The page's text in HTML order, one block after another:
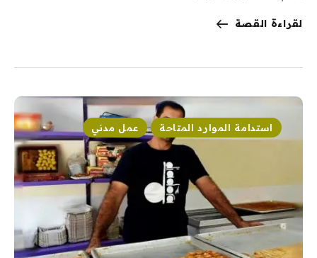
لقراءة القصة
استدامة الموارد المتاحة عمل مدني